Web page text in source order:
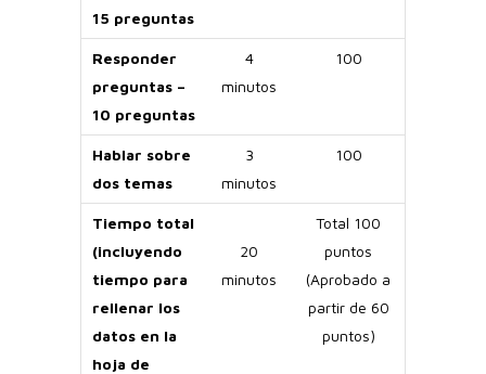
15 preguntas
Responder
preguntas –
10 preguntas
4
minutos
100
Hablar sobre
dos temas
3
minutos
100
Tiempo total
(incluyendo
tiempo para
rellenar los
datos en la
hoja de
20
minutos
Total 100
puntos
(Aprobado a
partir de 60
puntos)